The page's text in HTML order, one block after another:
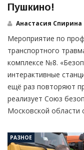
Пушкино!
Анастасия Спирина
Мероприятие по
транспортного
комплексе №8.
интерактивные
ещё раз повторяют
реализует Союз
Московской области
РАЗНОЕ